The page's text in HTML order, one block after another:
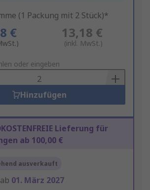
(1 Packung mit 2 Stück)*
€ 13,18 €
(inkl. MwSt.)
oder eingeben
Hinzufügen
Lieferung für
ab 100,00 €
ausverkauft
01. März 2027